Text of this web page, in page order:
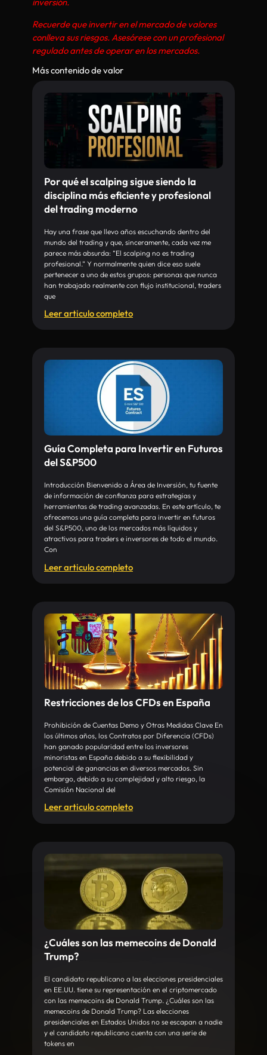
Recuerde que invertir en el mercado de valores
conlleva sus riesgos. Asesórese con un profesional
regulado antes de operar en los mercados.
Más contenido de valor
Por qué el scalping sigue siendo la
disciplina más eficiente y profesional
del trading moderno
Hay una frase que llevo años escuchando dentro del
mundo del trading y que, sinceramente, cada vez me
parece más absurda: “El scalping no es trading
profesional.” Y normalmente quien dice eso suele
pertenecer a uno de estos grupos: personas que nunca
han trabajado realmente con flujo institucional, traders
que
Leer articulo completo
Guía Completa para Invertir en Futuros
del S&P500
Introducción Bienvenido a Área de Inversión, tu fuente
de información de confianza para estrategias y
herramientas de trading avanzadas. En este artículo, te
ofrecemos una guía completa para invertir en futuros
del S&P500, uno de los mercados más líquidos y
atractivos para traders e inversores de todo el mundo.
Con
Leer articulo completo
Restricciones de los CFDs en España
Prohibición de Cuentas Demo y Otras Medidas Clave En
los últimos años, los Contratos por Diferencia (CFDs)
han ganado popularidad entre los inversores
minoristas en España debido a su flexibilidad y
potencial de ganancias en diversos mercados. Sin
embargo, debido a su complejidad y alto riesgo, la
Comisión Nacional del
Leer articulo completo
¿Cuáles son las memecoins de Donald
Trump?
El candidato republicano a las elecciones presidenciales
en EE.UU. tiene su representación en el criptomercado
con las memecoins de Donald Trump. ¿Cuáles son las
memecoins de Donald Trump? Las elecciones
presidenciales en Estados Unidos no se escapan a nadie
y el candidato republicano cuenta con una serie de
tokens en